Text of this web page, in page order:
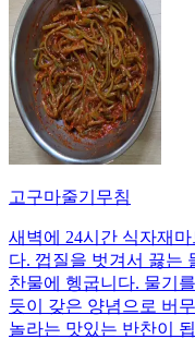
고구마줄기무침
새벽에 24시간 식자재
다. 껍질을 벗겨서 끓는
찬물에 헹굽니다. 물기
듯이 갖은 양념으로 버
놀라는 맛있는 반찬이